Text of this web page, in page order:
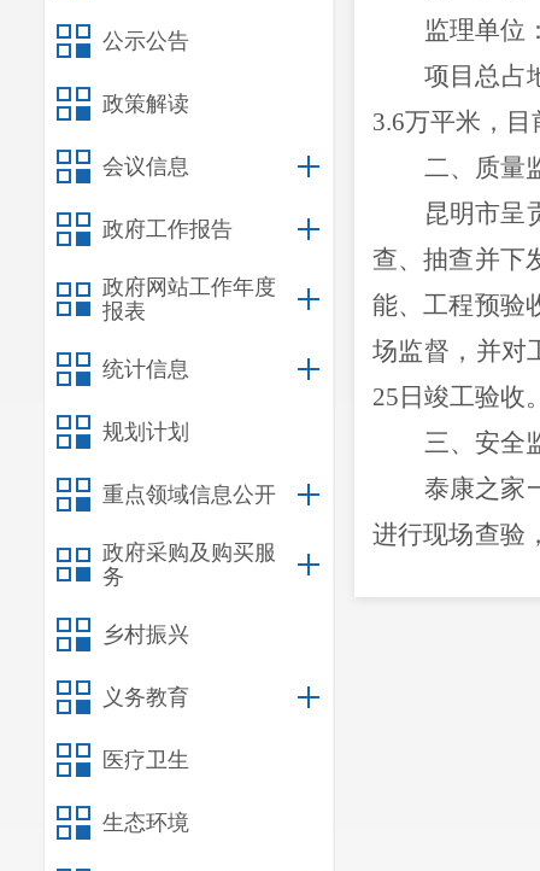
公示公告
政策解读
会议信息
政府工作报告
政府网站工作年度
报表
统计信息
规划计划
重点领域信息公开
政府采购及购买服
务
乡村振兴
义务教育
医疗卫生
生态环境
监理单位
项目总占
3.6万平米，
二、 质量
昆明市呈
查、抽查并下
能、工程预验
场监督，并对
25日竣工验收
三、 安全
泰康之家
进行现场查验